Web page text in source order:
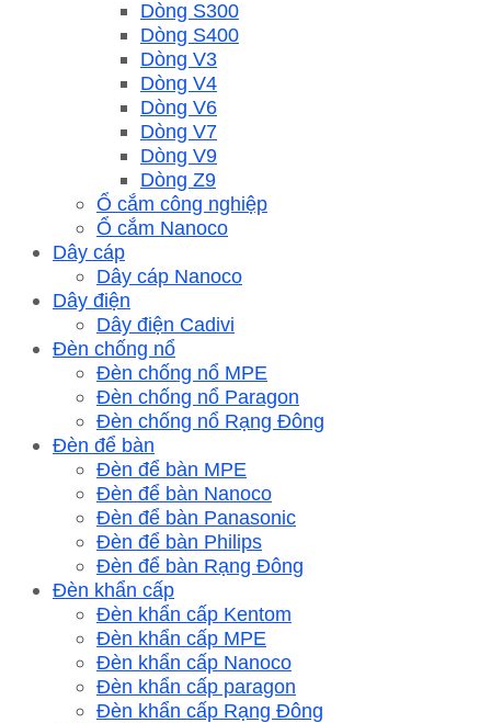
Dòng S300
Dòng S400
Dòng V3
Dòng V4
Dòng V6
Dòng V7
Dòng V9
Dòng Z9
Ổ cắm công nghiệp
Ổ cắm Nanoco
Dây cáp
Dây cáp Nanoco
Dây điện
Dây điện Cadivi
Đèn chống nổ
Đèn chống nổ MPE
Đèn chống nổ Paragon
Đèn chống nổ Rạng Đông
Đèn để bàn
Đèn để bàn MPE
Đèn để bàn Nanoco
Đèn để bàn Panasonic
Đèn để bàn Philips
Đèn để bàn Rạng Đông
Đèn khẩn cấp
Đèn khẩn cấp Kentom
Đèn khẩn cấp MPE
Đèn khẩn cấp Nanoco
Đèn khẩn cấp paragon
Đèn khẩn cấp Rạng Đông